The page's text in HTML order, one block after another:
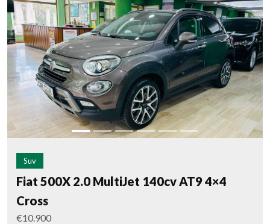
Suv
Fiat 500X 2.0 MultiJet 140cv AT9 4×4
Cross
€10.900